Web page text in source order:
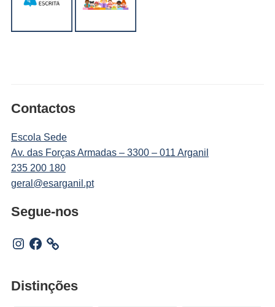
Contactos
Escola Sede
Av. das Forças Armadas – 3300 – 011 Arganil
235 200 180
geral@esarganil.pt
Segue-nos
Instagram
Facebook
Distinções